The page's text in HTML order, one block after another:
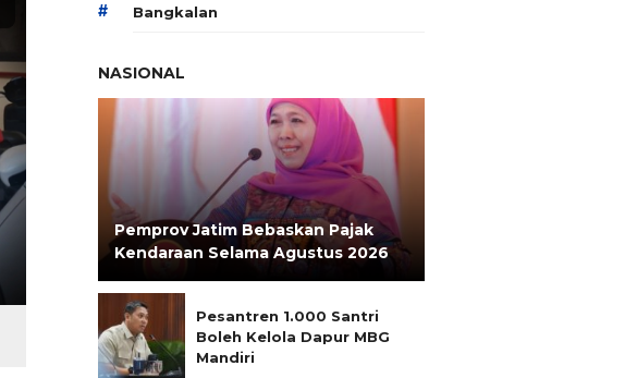
# Bangkalan
NASIONAL
Pemprov Jatim Bebaskan Pajak
Kendaraan Selama Agustus 2026
Pesantren 1.000 Santri
Boleh Kelola Dapur MBG
Mandiri